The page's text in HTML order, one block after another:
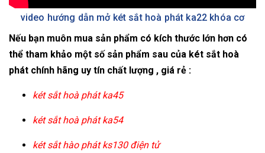
video hướng dẫn mở két sắt hoà phát ka22 khóa cơ
Nếu bạn muôn mua sản phẩm có kích thước lớn hơn có
thể tham khảo một số sản phẩm sau của két sắt hoà
phát chính hãng uy tín chất lượng , giá rẻ :
két sắt hoà phát ka45
két sắt hoà phát ka54
két sắt hào phát ks130 điện tử